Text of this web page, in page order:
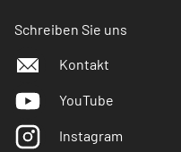
Schreiben Sie uns
Kontakt
YouTube
Instagram